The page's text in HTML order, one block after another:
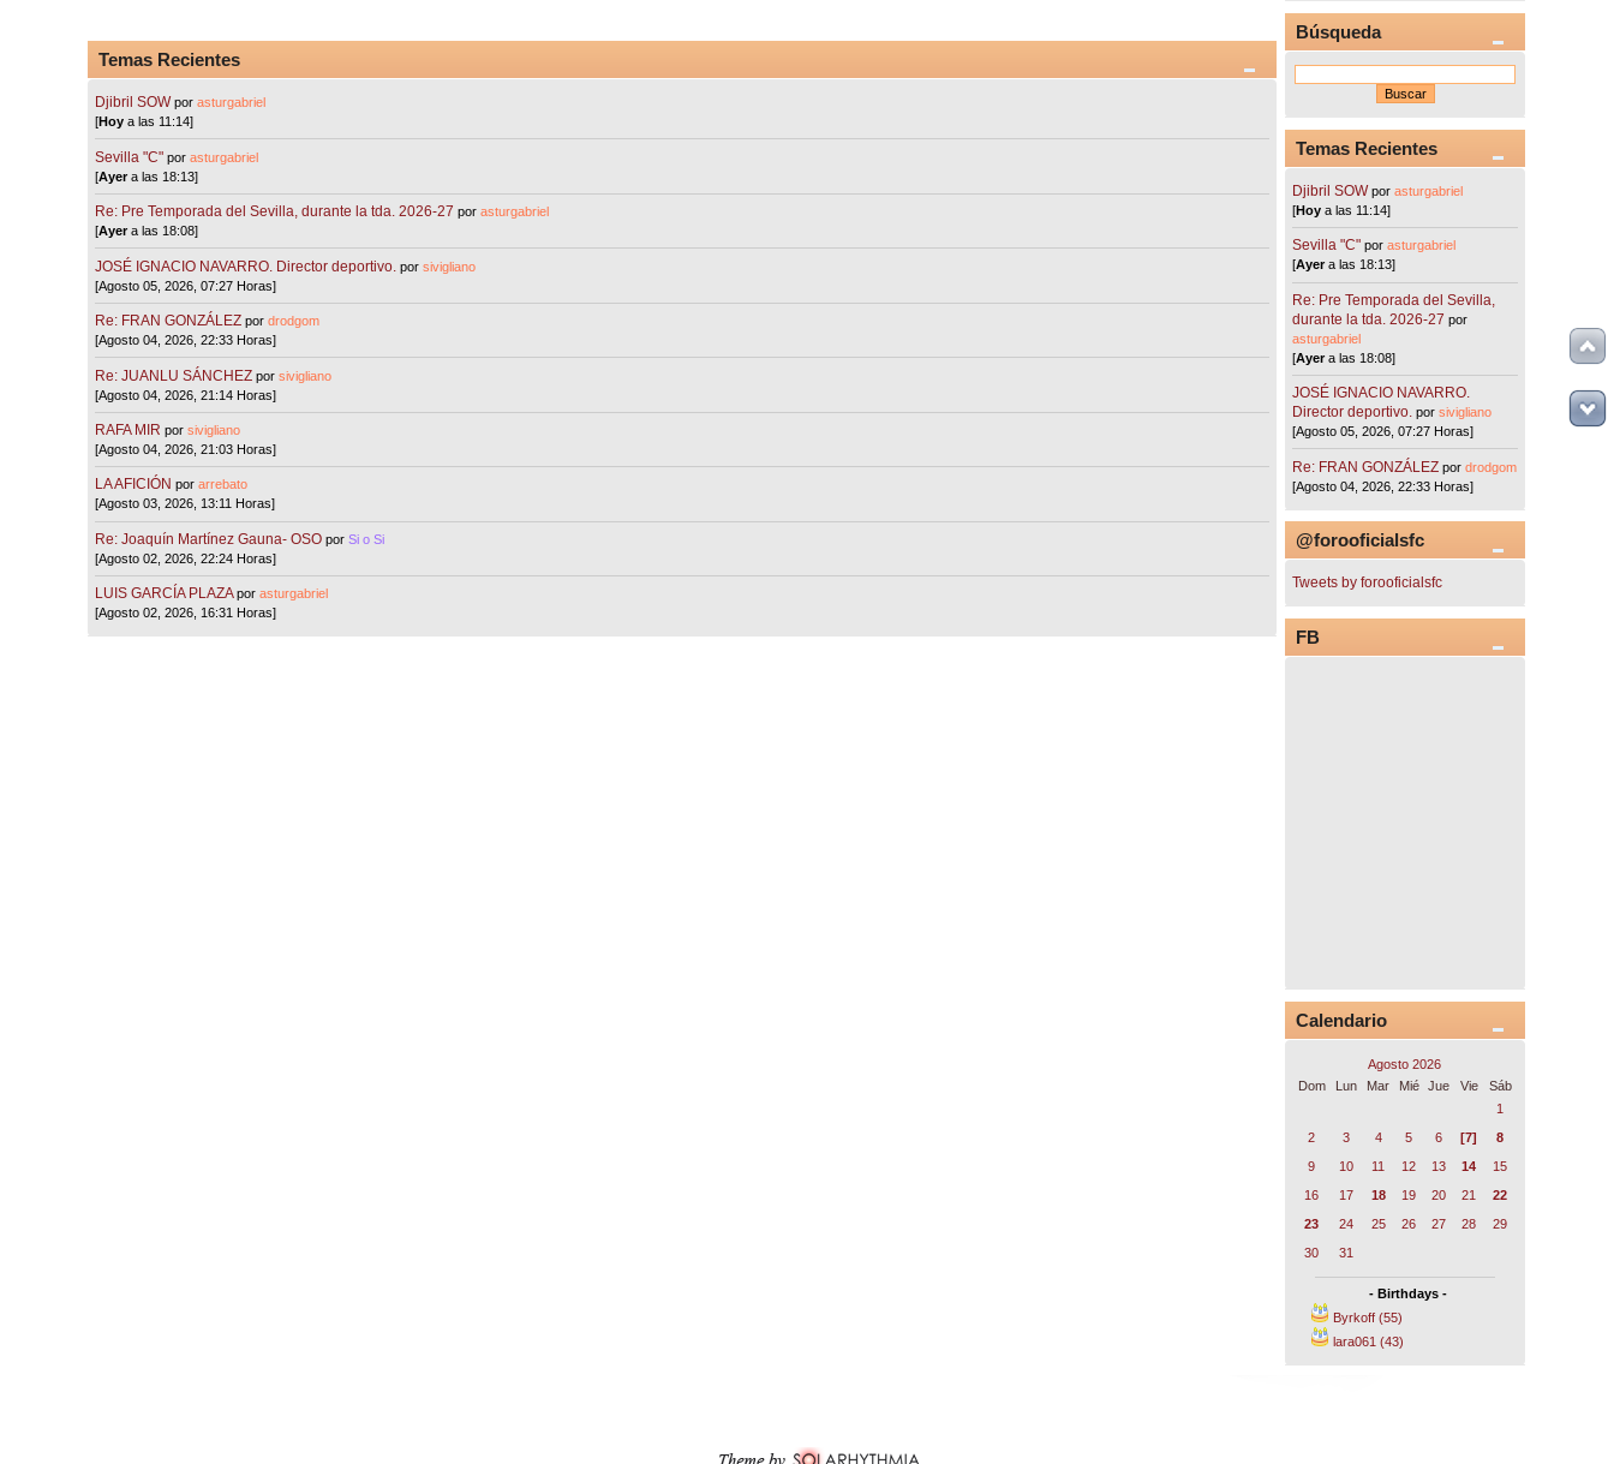
Temas Recientes
Djibril SOW porasturgabriel
[Hoy a las 11:14]
Sevilla "C"porasturgabriel
[Ayera las 18:13]
Re: Pre Temporada del Sevilla, durante la tda. 2026-27 porasturgabriel
[Ayera las 18:08]
JOSÉ IGNACIO NAVARRO. Director deportivo. porsivigliano
[Agosto 05, 2026, 07:27 Horas]
Re: FRAN GONZÁLEZ pordrodgom
[Agosto 04, 2026, 22:33 Horas]
Re: JUANLU SÁNCHEZ porsivigliano
[Agosto 04, 2026, 21:14 Horas]
RAFA MIR porsivigliano
[Agosto 04, 2026, 21:03 Horas]
LA AFICIÓN porarrebato
[Agosto 03, 2026, 13:11 Horas]
Re: Joaquín Martínez Gauna- OSO porSi o Si
[Agosto 02, 2026, 22:24 Horas]
LUIS GARCÍA PLAZA porasturgabriel
[Agosto 02, 2026, 16:31 Horas]
Búsqueda
Temas Recientes
Djibril SOW porasturgabriel
[Hoy a las 11:14]
Sevilla "C"porasturgabriel
[Ayera las 18:13]
Re: Pre Temporada del Sevilla,
durante la tda. 2026-27 por
asturgabriel
[Ayera las 18:08]
JOSÉ IGNACIO NAVARRO.
Director deportivo. porsivigliano
[Agosto 05, 2026, 07:27 Horas]
Re: FRAN GONZÁLEZ pordrodgom
[Agosto 04, 2026, 22:33 Horas]
@forooficialsfc
Tweets by forooficialsfc
FB
Calendario
Agosto 2026
Dom
Lun Mar Mié Jue Vie
Sáb
1
2
3 4 5 6 [7]
8
9
10 11 12 13 14
15
16
17 18 19 20 21
22
23
24 25 26 27 28
29
30
31
- Birthdays -
Byrkoff (55)
lara061 (43)